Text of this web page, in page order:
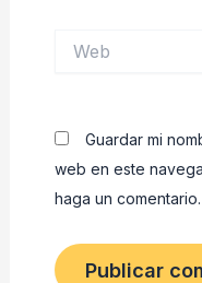
Guardar mi
web en este
haga un comentario.